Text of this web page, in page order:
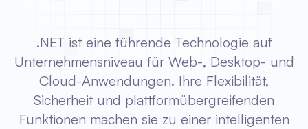
.NET ist eine führende Technologie auf
Unternehmensniveau für Web-, Desktop- und
Cloud-Anwendungen. Ihre Flexibilität,
Sicherheit und plattformübergreifenden
Funktionen machen sie zu einer intelligenten